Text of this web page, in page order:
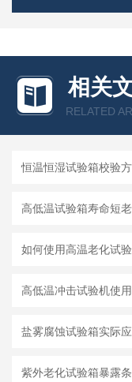
相关
RELATED
恒温恒湿试验箱校验
高低温试验箱寿命短
如何使用高温老化试
高低温冲击试验机使
盐雾腐蚀试验箱实际